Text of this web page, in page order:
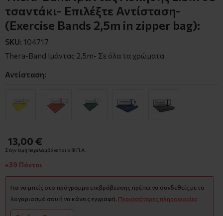
τσαντάκι- Επιλέξτε Αντίσταση-
(Exercise Bands 2,5m in zipper bag):
SKU: 104717
Thera-Band Ιμάντας 2,5m- Σε όλα τα χρώματα
Αντίσταση:
13,00 €
Στην τιμή περιλαμβάνεται ο Φ.Π.Α.
+39 Πόντοι
Για να μπείς στο πρόγραμμα επιβράβευσης πρέπει να συνδεθείς με το
λογαριασμό σου ή να κάνεις εγγραφή. Περισσότερες πληροφορίες